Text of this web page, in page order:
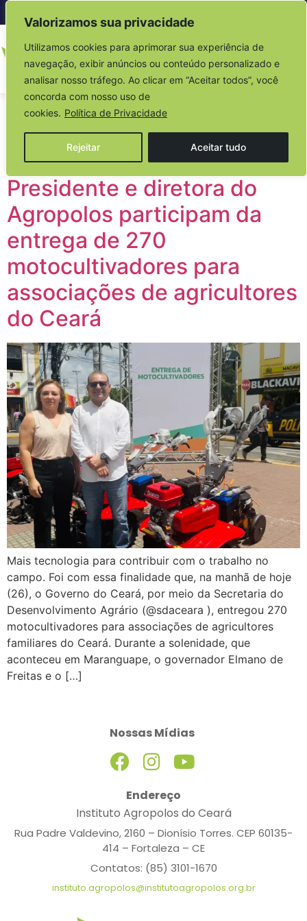
Valorizamos sua privacidade
Utilizamos cookies para aprimorar sua experiência de
navegação, exibir anúncios ou conteúdo personalizado e
analisar nosso tráfego. Ao clicar em “Aceitar todos”, você
concorda com nosso uso de
cookies. Política de Privacidade
Rejeitar Aceitar tudo
Dia:26 de novembro
de 2024
Presidente e diretora do
Agropolos participam da
entrega de 270
motocultivadores para
associações de agricultores
do Ceará
Mais tecnologia para contribuir com o trabalho no
campo. Foi com essa finalidade que, na manhã de hoje
(26), o Governo do Ceará, por meio da Secretaria do
Desenvolvimento Agrário (@sdaceara ), entregou 270
motocultivadores para associações de agricultores
familiares do Ceará. Durante a solenidade, que
aconteceu em Maranguape, o governador Elmano de
Freitas e o […]
Endereço
Instituto Agropolos do Ceará
Rua Padre Valdevino, 2160 – Dionísio Torres. CEP 60135-
414 – Fortaleza – CE
Contatos: (85) 3101-1670
instituto.agropolos@institutoagropolos.org.br
Nossas Mídias